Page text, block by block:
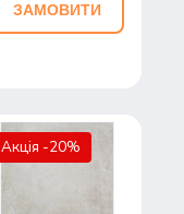
ЗАМОВИТИ
Акція -20%